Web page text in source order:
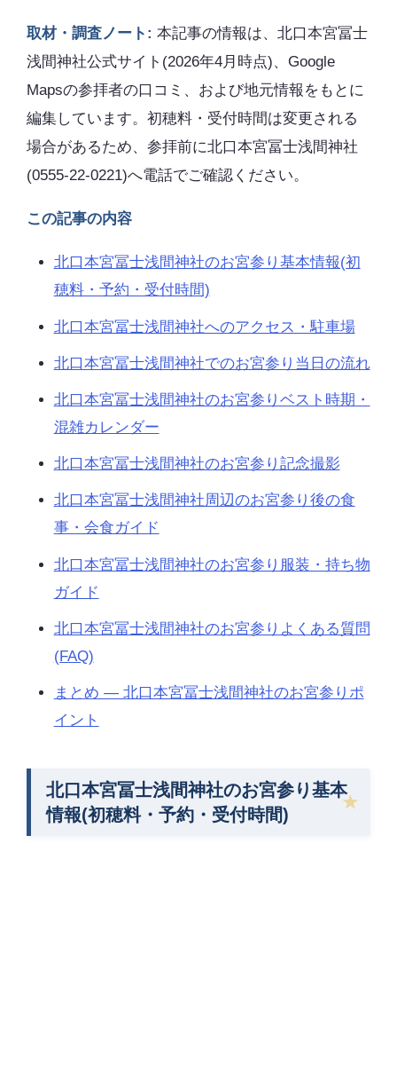
取材・調査ノート: 本記事の情報は、北口本宮冨士
浅間神社公式サイト(2026年4月時点)、Google
Mapsの参拝者の口コミ、および地元情報をもとに
編集しています。初穂料・受付時間は変更される
場合があるため、参拝前に北口本宮冨士浅間神社
(0555-22-0221)へ電話でご確認ください。
この記事の内容
北口本宮冨士浅間神社のお宮参り基本情報(初
穂料・予約・受付時間)
北口本宮冨士浅間神社へのアクセス・駐車場
北口本宮冨士浅間神社でのお宮参り当日の流れ
北口本宮冨士浅間神社のお宮参りベスト時期・
混雑カレンダー
北口本宮冨士浅間神社のお宮参り記念撮影
北口本宮冨士浅間神社周辺のお宮参り後の食
事・会食ガイド
北口本宮冨士浅間神社のお宮参り服装・持ち物
ガイド
北口本宮冨士浅間神社のお宮参りよくある質問
(FAQ)
まとめ — 北口本宮冨士浅間神社のお宮参りポ
イント
北口本宮冨士浅間神社のお宮参り基本
情報(初穂料・予約・受付時間)